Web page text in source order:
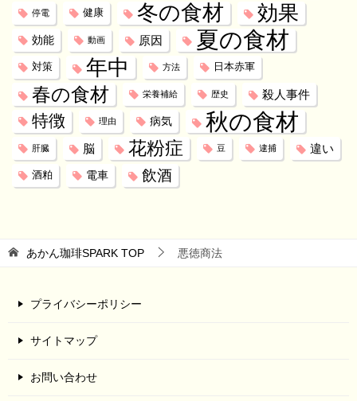
停電 健康 冬の食材 効果
効能 動画 原因 夏の食材
対策 年中 方法 日本赤軍
春の食材 栄養補給 歴史 殺人事件
特徴 理由 病気 秋の食材
肝臓 脳 花粉症 豆 逮捕 違い
酒粕 電車 飲酒
あかん珈琲SPARK TOP 悪徳商法
プライバシーポリシー
サイトマップ
お問い合わせ